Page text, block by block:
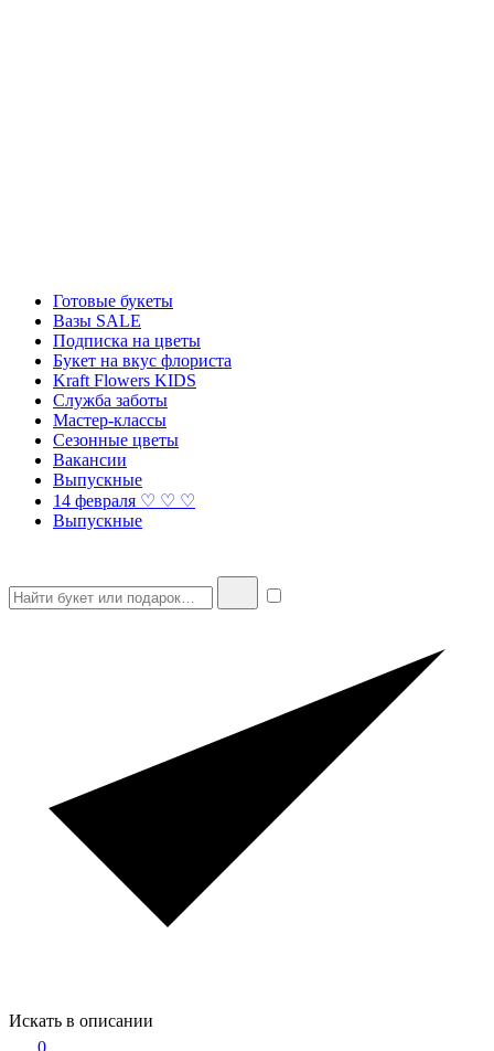
Готовые букеты
Вазы SALE
Подписка на цветы
Букет на вкус флориста
Kraft Flowers KIDS
Служба заботы
Мастер-классы
Сезонные цветы
Вакансии
Выпускные
14 февраля ♡ ♡ ♡
Выпускные
Искать в описании